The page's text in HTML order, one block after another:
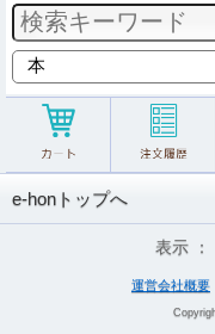
e-honトップへ
表示 ：
運営会社概要